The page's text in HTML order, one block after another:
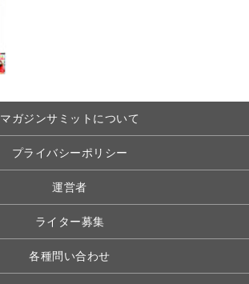
マガジンサミットについて
プライバシーポリシー
運営者
ライター募集
各種問い合わせ